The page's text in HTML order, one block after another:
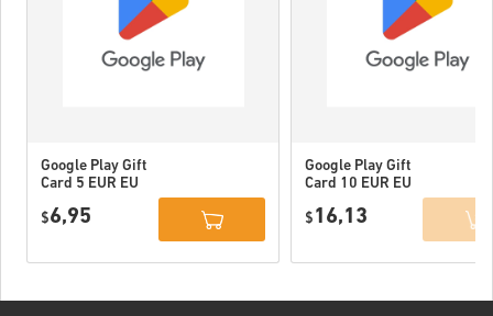
Google Play Gift
Card 5 EUR EU
$6,95
Google Play Gift
Card 10 EUR EU
$ 16,13